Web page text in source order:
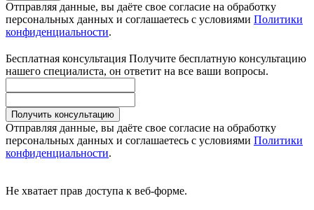
Отправляя данные, вы даёте свое согласие на обработку
персональных данных и соглашаетесь с условиями Политики
конфиденциальности.
Бесплатная консультация Получите бесплатную консультацию
нашего специалиста, он ответит на все ваши вопросы.
Получить консультацию
Отправляя данные, вы даёте свое согласие на обработку
персональных данных и соглашаетесь с условиями Политики
конфиденциальности.
Не хватает прав доступа к веб-форме.